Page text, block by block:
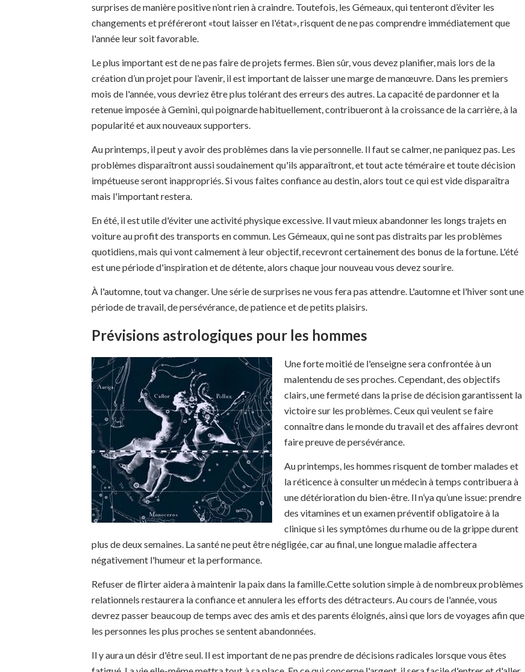
surprises de manière positive n’ont rien à craindre. Toutefois, les Gémeaux, qui tenteront d’éviter les
changements et préféreront «tout laisser en l'état», risquent de ne pas comprendre immédiatement que
l'année leur soit favorable.
Le plus important est de ne pas faire de projets fermes. Bien sûr, vous devez planifier, mais lors de la
création d’un projet pour l’avenir, il est important de laisser une marge de manœuvre. Dans les premiers
mois de l'année, vous devriez être plus tolérant des erreurs des autres. La capacité de pardonner et la
retenue imposée à Gemini, qui poignarde habituellement, contribueront à la croissance de la carrière, à la
popularité et aux nouveaux supporters.
Au printemps, il peut y avoir des problèmes dans la vie personnelle. Il faut se calmer, ne paniquez pas. Les
problèmes disparaîtront aussi soudainement qu'ils apparaîtront, et tout acte téméraire et toute décision
impétueuse seront inappropriés. Si vous faites confiance au destin, alors tout ce qui est vide disparaîtra
mais l'important restera.
En été, il est utile d'éviter une activité physique excessive. Il vaut mieux abandonner les longs trajets en
voiture au profit des transports en commun. Les Gémeaux, qui ne sont pas distraits par les problèmes
quotidiens, mais qui vont calmement à leur objectif, recevront certainement des bonus de la fortune. L'été
est une période d'inspiration et de détente, alors chaque jour nouveau vous devez sourire.
À l'automne, tout va changer. Une série de surprises ne vous fera pas attendre. L'automne et l'hiver sont une
période de travail, de persévérance, de patience et de petits plaisirs.
Prévisions astrologiques pour les hommes
Une forte moitié de l'enseigne sera confrontée à un
malentendu de ses proches. Cependant, des objectifs
clairs, une fermeté dans la prise de décision garantissent la
victoire sur les problèmes. Ceux qui veulent se faire
connaître dans le monde du travail et des affaires devront
faire preuve de persévérance.
Au printemps, les hommes risquent de tomber malades et
la réticence à consulter un médecin à temps contribuera à
une détérioration du bien-être. Il n’ya qu’une issue: prendre
des vitamines et un examen préventif obligatoire à la
clinique si les symptômes du rhume ou de la grippe durent
plus de deux semaines. La santé ne peut être négligée, car au final, une longue maladie affectera
négativement l'humeur et la performance.
Refuser de flirter aidera à maintenir la paix dans la famille.Cette solution simple à de nombreux problèmes
relationnels restaurera la confiance et annulera les efforts des détracteurs. Au cours de l'année, vous
devrez passer beaucoup de temps avec des amis et des parents éloignés, ainsi que lors de voyages afin que
les personnes les plus proches se sentent abandonnées.
Il y aura un désir d'être seul. Il est important de ne pas prendre de décisions radicales lorsque vous êtes